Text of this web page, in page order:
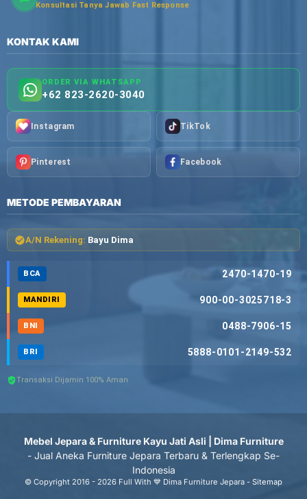
Konsultasi Tanya Jawab Fast Response
KONTAK KAMI
ORDER VIA WHATSAPP
+62 823-2620-3040
Instagram TikTok
Pinterest Facebook
METODE PEMBAYARAN
A/N Rekening: Bayu Dima
BCA 2470-1470-19
MANDIRI 900-00-3025718-3
BNI 0488-7906-15
BRI 5888-0101-2149-532
Transaksi Dijamin 100% Aman
Mebel Jepara & Furniture Kayu Jati Asli | Dima Furniture
- Jual Aneka Furniture Jepara Terbaru & Terlengkap Se-
Indonesia
© Copyright 2016 - 2026 Full With 💙 Dima Furniture Jepara - Sitemap